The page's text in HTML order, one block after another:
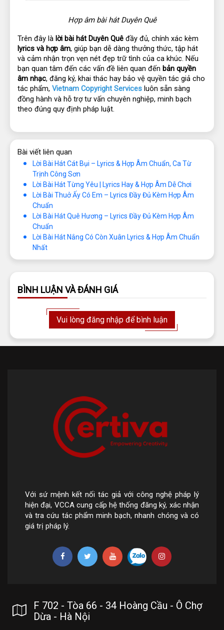
Hợp âm bài hát Duyên Quê
Trên đây là lời bài hát Duyên Quê
lyrics và hợp âm, giúp bạn dễ dàng thưởng thức, tập hát
và cảm nhận trọn vẹn nét đẹp trữ tình của ca khúc. Nếu
bạn quan tâm đến các vấn đề liên quan đến bản quyền
âm nhạc, đăng ký, khai thác hay bảo vệ quyền tác giả cho
tác phẩm, Vietnam Copyright Services luôn sẵn sàng
đồng hành và hỗ trợ tư vấn chuyên nghiệp, minh bạch
theo đúng quy định pháp luật.
Bài viết liên quan
Lời Bài Hát Cát Bụi – Lyrics & Hợp Âm Chuẩn, Ca Từ
Trịnh Công Sơn
Lời Bài Hát Từng Yêu | Lyrics Hay & Hợp Âm Dễ Chơi
Lời Bài Thuở Ấy Có Em – Lyrics Đầy Đủ Kèm Hợp Âm
Chuẩn
Lời Bài Hát Quê Hương – Lyrics Đầy Đủ Kèm Hợp Âm
Chuẩn
Lời Bài Hát Nắng Có Còn Xuân Lyrics & Hợp Âm Chuẩn
Nhất
BÌNH LUẬN VÀ ĐÁNH GIÁ
Vui lòng đăng nhập để bình luận
Với sứ mệnh kết nối tác giả với công nghệ pháp lý
hiện đại, VCCA cung cấp hệ thống đăng ký, xác nhận
và tra cứu tác phẩm minh bạch, nhanh chóng và có
giá trị pháp lý.
F 702 - Tòa 66 - 34 Hoàng Cầu - Ô Chợ
Dừa - Hà Nội